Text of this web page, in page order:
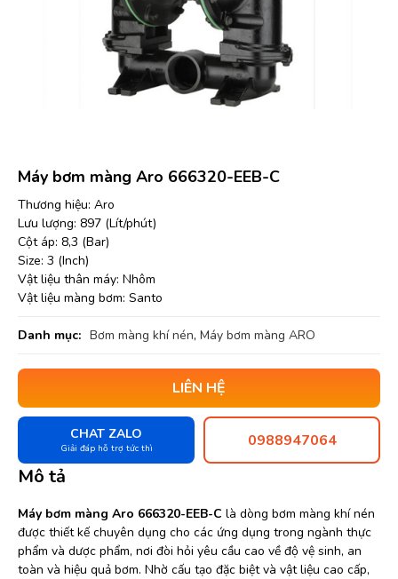
Máy bơm màng Aro 666320-EEB-C
Thương hiệu: Aro
Lưu lượng: 897 (Lít/phút)
Cột áp: 8,3 (Bar)
Size: 3 (Inch)
Vật liệu thân máy: Nhôm
Vật liệu màng bơm: Santo
Danh mục: Bơm màng khí nén, Máy bơm màng ARO
LIÊN HỆ
CHAT ZALO
Giải đáp hỗ trợ tức thì 0988947064
Mô tả
Máy bơm màng Aro 666320-EEB-C là dòng bơm màng khí nén
được thiết kế chuyên dụng cho các ứng dụng trong ngành thực
phẩm và dược phẩm, nơi đòi hỏi yêu cầu cao về độ vệ sinh, an
toàn và hiệu quả bơm. Nhờ cấu tạo đặc biệt và vật liệu cao cấp,